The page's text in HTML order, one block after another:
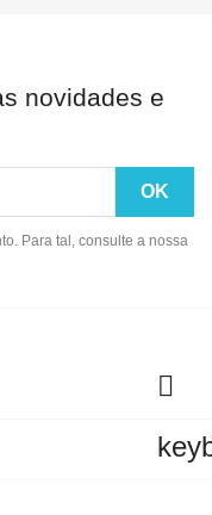
novidades e
Para tal, consulte a nossa
